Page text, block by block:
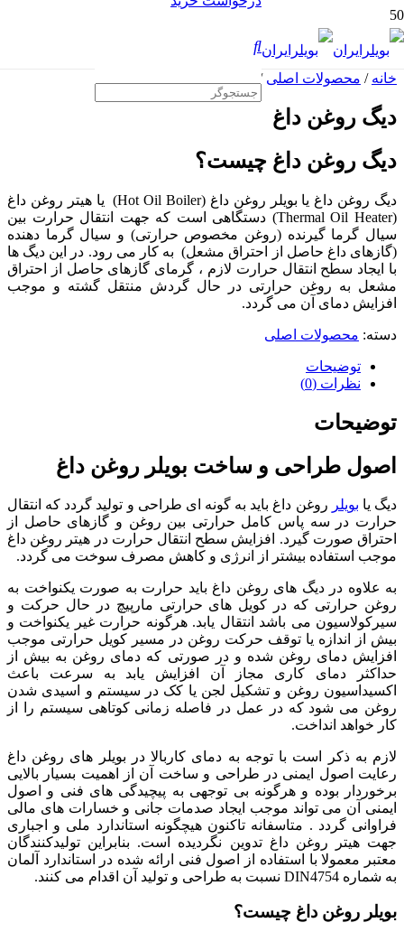
خانه / محصولات اصلی / دیگ روغن داغ
دیگ روغن داغ
دیگ روغن داغ چیست؟
دیگ روغن داغ یا بویلر روغن داغ (Hot Oil Boiler) یا هیتر روغن داغ
(Thermal Oil Heater) دستگاهی است که جهت انتقال حرارت بین
سیال گرما گیرنده (روغن مخصوص حرارتی) و سیال گرما دهنده
(گازهای داغ حاصل از احتراق مشعل) به کار می رود. در این دیگ ها
با ایجاد سطح انتقال حرارت لازم ، گرمای گازهای حاصل از احتراق
مشعل به روغن حرارتی در حال گردش منتقل گشته و موجب
افزایش دمای آن می گردد.
دسته: محصولات اصلی
توضیحات
نظرات (0)
توضیحات
اصول طراحی و ساخت بویلر روغن داغ
دیگ یا بویلر روغن داغ باید به گونه ای طراحی و تولید گردد که انتقال
حرارت در سه پاس کامل حرارتی بین روغن و گازهای حاصل از
احتراق صورت گیرد. افزایش سطح انتقال حرارت در هیتر روغن داغ
موجب استفاده بیشتر از انرژی و کاهش مصرف سوخت می گردد.
به علاوه در دیگ های روغن داغ باید حرارت به صورت یکنواخت به
روغن حرارتی که در کویل های حرارتی مارپیچ در حال حرکت و
سیرکولاسیون می باشد انتقال یابد. هرگونه حرارت غیر یکنواخت و
بیش از اندازه یا توقف حرکت روغن در مسیر کویل حرارتی موجب
افزایش دمای روغن شده و در صورتی که دمای روغن به بیش از
حداکثر دمای کاری مجاز آن افزایش یابد به سرعت باعث
اکسیداسیون روغن و تشکیل لجن یا کک در سیستم و اسیدی شدن
روغن می شود که در عمل در فاصله زمانی کوتاهی سیستم را از
کار خواهد انداخت.
لازم به ذکر است با توجه به دمای کاربالا در بویلر های روغن داغ
رعایت اصول ایمنی در طراحی و ساخت آن از اهمیت بسیار بالایی
برخوردار بوده و هرگونه بی توجهی به پیچیدگی های فنی و اصول
ایمنی آن می تواند موجب ایجاد صدمات جانی و خسارات های مالی
فراوانی گردد . متاسفانه تاکنون هیچگونه استاندارد ملی و اجباری
جهت هیتر روغن داغ تدوین نگردیده است. بنابراین تولیدکنندگان
معتبر معمولا با استفاده از اصول فنی ارائه شده در استاندارد آلمان
به شماره DIN4754 نسبت به طراحی و تولید آن اقدام می کنند.
بویلر روغن داغ چیست؟